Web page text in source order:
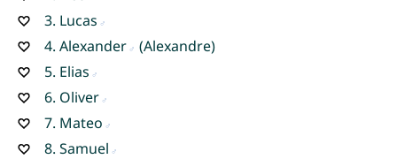
3. Lucas
4. Alexander
(Alexandre)
5. Elias
6. Oliver
7. Mateo
8. Samuel